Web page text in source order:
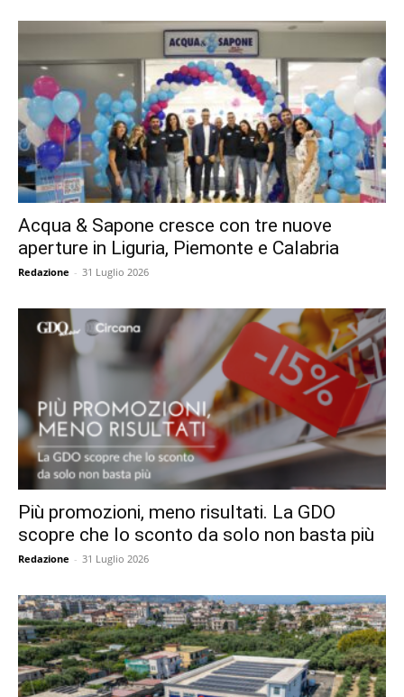
Acqua & Sapone cresce con tre nuove
aperture in Liguria, Piemonte e Calabria
Redazione - 31 Luglio 2026
Più promozioni, meno risultati. La GDO
scopre che lo sconto da solo non basta più
Redazione - 31 Luglio 2026